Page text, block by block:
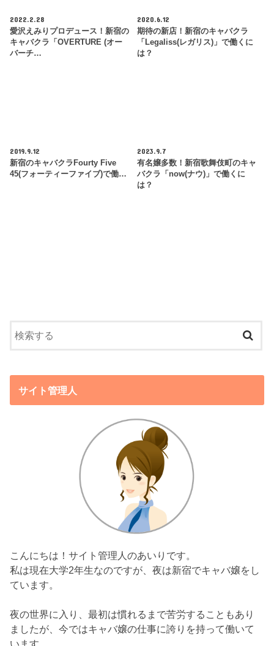
2022.2.28
愛沢えみりプロデュース！新宿の
キャバクラ「OVERTURE (オー
バーチ…
2020.6.12
期待の新店！新宿のキャバクラ
「Legaliss(レガリス)」で働くに
は？
2019.9.12
新宿のキャバクラFourty Five
45(フォーティーファイブ)で働…
2023.9.7
有名嬢多数！新宿歌舞伎町のキャ
バクラ「now(ナウ)」で働くに
は？
サイト管理人
こんにちは！サイト管理人のあいりです。
私は現在大学2年生なのですが、夜は新宿でキャバ嬢をし
ています。
夜の世界に入り、最初は慣れるまで苦労することもあり
ましたが、今ではキャバ嬢の仕事に誇りを持って働いて
います。